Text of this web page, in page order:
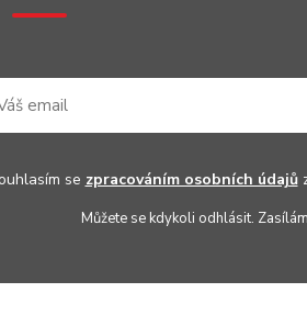
se zpracováním osobních údajů
Můžete se kdykoli odhlásit.